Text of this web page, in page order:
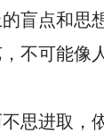
盲点和思
不可能像
思进取，